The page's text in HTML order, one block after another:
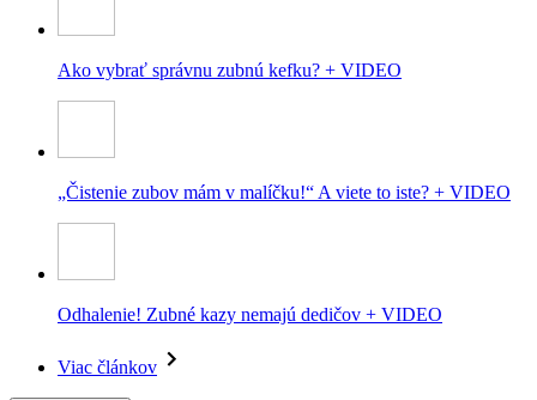
Ako vybrať správnu zubnú kefku? + VIDEO
„Čistenie zubov mám v malíčku!“ A viete to iste? + VIDEO
Odhalenie! Zubné kazy nemajú dedičov + VIDEO
Viac článkov